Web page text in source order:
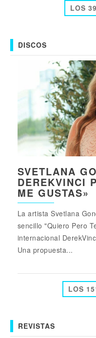
LOS
DISCOS
SVETLANA
DEREKVINCI
ME GUSTAS»
La artista Svetlana
sencillo "Quiero Pero
internacional
Una propuesta...
LOS
REVISTAS